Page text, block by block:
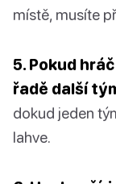
místě, musíte
5. Pokud
řadě další
dokud jeden
lahve.